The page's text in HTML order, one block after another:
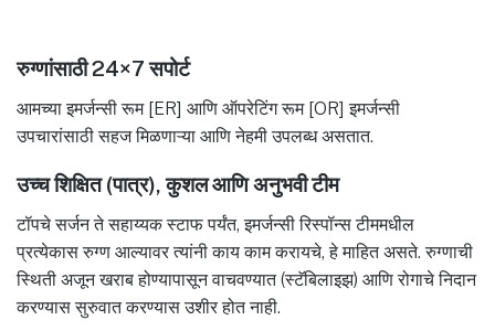
रुग्णांसाठी 24×7 सपोर्ट
आमच्या इमर्जन्सी रूम [ER] आणि ऑपरेटिंग रूम [OR] इमर्जन्सी
उपचारांसाठी सहज मिळणाऱ्या आणि नेहमी उपलब्ध असतात.
उच्च शिक्षित (पात्र), कुशल आणि अनुभवी टीम
टॉपचे सर्जन ते सहाय्यक स्टाफ पर्यंत, इमर्जन्सी रिस्पॉन्स टीममधील
प्रत्येकास रुग्ण आल्यावर त्यांनी काय काम करायचे, हे माहित असते. रुग्णाची
स्थिती अजून खराब होण्यापासून वाचवण्यात (स्टॅबिलाइझ) आणि रोगाचे निदान
करण्यास सुरुवात करण्यास उशीर होत नाही.